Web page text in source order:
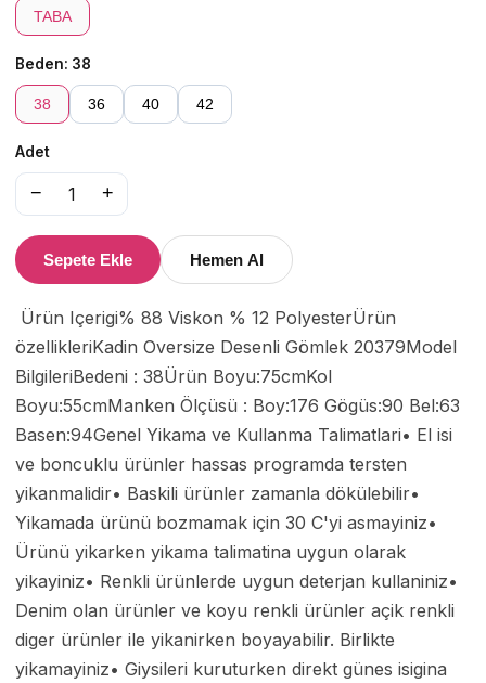
TABA
Beden: 38
38 36 40 42
Adet
− 1 +
Sepete Ekle Hemen Al
özellikleriKadin Oversize Desenli Gömlek 20379Model
BilgileriBedeni : 38Ürün Boyu:75cmKol
Boyu:55cmManken Ölçüsü : Boy:176 Gögüs:90 Bel:63
Basen:94Genel Yikama ve Kullanma Talimatlari• El isi
ve boncuklu ürünler hassas programda tersten
yikanmalidir• Baskili ürünler zamanla dökülebilir•
Yikamada ürünü bozmamak için 30 C'yi asmayiniz•
Ürünü yikarken yikama talimatina uygun olarak
yikayiniz• Renkli ürünlerde uygun deterjan kullaniniz•
Denim olan ürünler ve koyu renkli ürünler açik renkli
diger ürünler ile yikanirken boyayabilir. Birlikte
yikamayiniz• Giysileri kuruturken direkt günes isigina